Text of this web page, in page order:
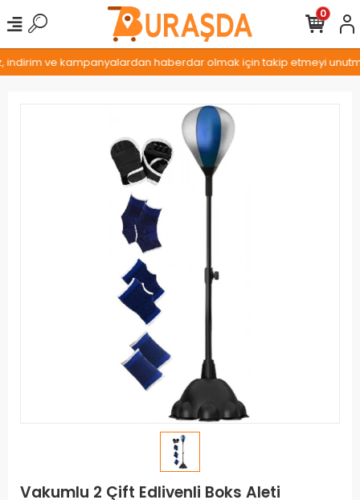
ve kampanyalardan haberdar olmak için takip etmeyi
0
Vakumlu 2 Çift Edlivenli Boks Aleti